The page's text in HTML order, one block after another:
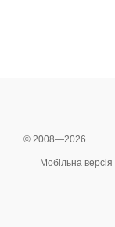
© 2008—2026
Мобільна версія